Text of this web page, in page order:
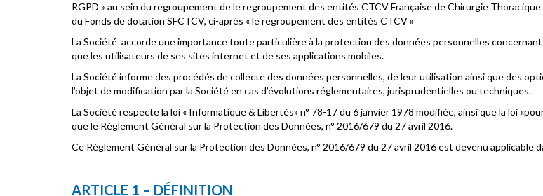
RGPD » au sein du regroupement de le regroupement des entités CTCV Française de Chirurgie
du Fonds de dotation SFCTCV, ci-après « le regroupement des entités CTCV »
La Société accorde une importance toute particulière à la protection des données personnelles
que les utilisateurs de ses sites internet et de ses applications mobiles.
La Société informe des procédés de collecte des données personnelles, de leur utilisation ainsi que des
l’objet de modification par la Société en cas d’évolutions réglementaires, jurisprudentielles ou techniques.
La Société respecte la loi « Informatique & Libertés» n° 78-17 du 6 janvier 1978 modifiée, ainsi que la loi
que le Règlement Général sur la Protection des Données, n° 2016/679 du 27 avril 2016.
Ce Règlement Général sur la Protection des Données, n° 2016/679 du 27 avril 2016 est devenu applicable
ARTICLE 1 – DÉFINITION